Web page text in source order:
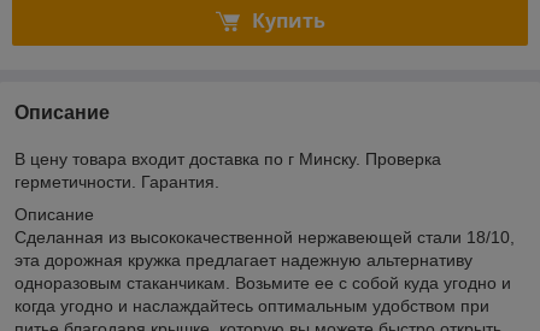
Купить
Описание
В цену товара входит доставка по г Минску. Проверка
герметичности. Гарантия.
Описание
Сделанная из высококачественной нержавеющей стали 18/10,
эта дорожная кружка предлагает надежную альтернативу
одноразовым стаканчикам. Возьмите ее с собой куда угодно и
когда угодно и наслаждайтесь оптимальным удобством при